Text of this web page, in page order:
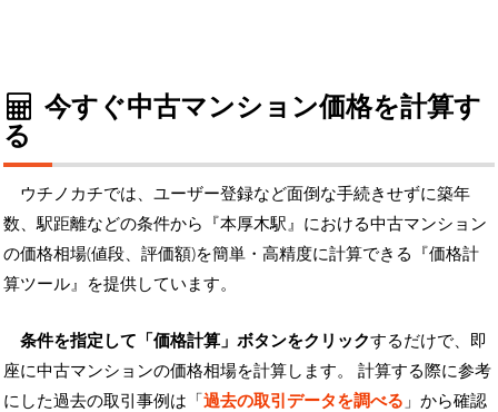
今すぐ中古マンション価格を計算す
る
ウチノカチでは、ユーザー登録など面倒な手続きせずに築年
数、駅距離などの条件から『本厚木駅』における中古マンション
の価格相場(値段、評価額)を簡単・高精度に計算できる『価格計
算ツール』を提供しています。
条件を指定して「価格計算」ボタンをクリックするだけで、即
座に中古マンションの価格相場を計算します。 計算する際に参考
にした過去の取引事例は「過去の取引データを調べる 」から確認